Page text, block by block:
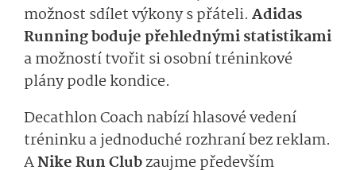
možnost sdílet výkony s přáteli. Adidas
Running boduje přehlednými statistikami
a možností tvořit si osobní tréninkové
plány podle kondice.
Decathlon Coach nabízí hlasové vedení
tréninku a jednoduché rozhraní bez reklam.
ANike Run Clubzaujme především